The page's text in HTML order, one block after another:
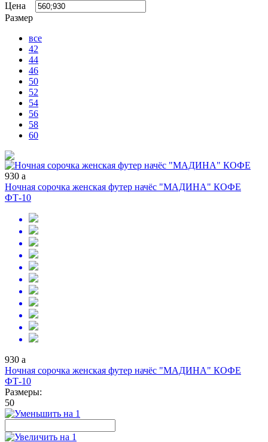
Цена
Размер
все
42
44
46
50
52
54
56
58
60
930 a
Ночная сорочка женская футер начёс "МАДИНА" КОФЕ
ФТ-10
930 a
Ночная сорочка женская футер начёс "МАДИНА" КОФЕ
ФТ-10
Размеры:
50